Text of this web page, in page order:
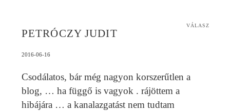
VÁLASZ
PETRÓCZY JUDIT
2016-06-16
Csodálatos, bár még nagyon korszerűtlen a
blog, … ha függő is vagyok . rájöttem a
hibájára … a kanalazgatást nem tudtam